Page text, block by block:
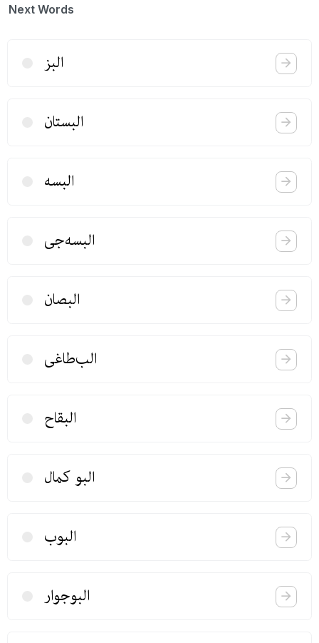
Next Words
البز
البستان
البسه
البسه‌جی
البصان
الب‌طاغی
البقاح
البو كمال
البوب
البوجوار